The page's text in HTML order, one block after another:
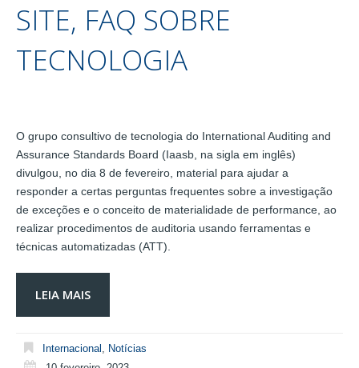
SITE, FAQ SOBRE
TECNOLOGIA
O grupo consultivo de tecnologia do International Auditing and
Assurance Standards Board (Iaasb, na sigla em inglês)
divulgou, no dia 8 de fevereiro, material para ajudar a
responder a certas perguntas frequentes sobre a investigação
de exceções e o conceito de materialidade de performance, ao
realizar procedimentos de auditoria usando ferramentas e
técnicas automatizadas (ATT).
LEIA MAIS
Internacional , Notícias